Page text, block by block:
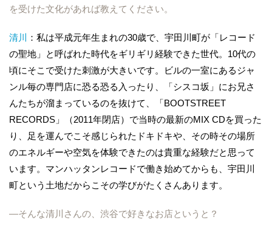
を受けた文化があれば教えてください。
清川
：私は平成元年生まれの30歳で、宇田川町が「レコード
の聖地」と呼ばれた時代をギリギリ経験できた世代。10代の
頃にそこで受けた刺激が大きいです。ビルの一室にあるジャ
ンル毎の専門店に恐る恐る入ったり、「シスコ坂」にお兄さ
んたちが溜まっているのを抜けて、「BOOTSTREET
RECORDS」（2011年閉店）で当時の最新のMIX CDを買った
り、足を運んでこそ感じられたドキドキや、その時その場所
のエネルギーや空気を体験できたのは貴重な経験だと思って
います。マンハッタンレコードで働き始めてからも、宇田川
町という土地だからこその学びがたくさんあります。
―そんな清川さんの、渋谷で好きなお店というと？